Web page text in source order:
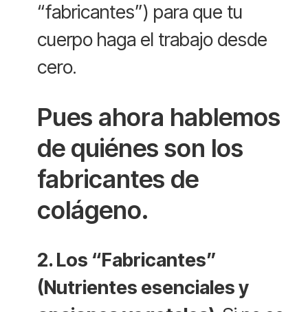
“fabricantes”) para que tu
cuerpo haga el trabajo desde
cero.
Pues ahora hablemos
de quiénes son los
fabricantes de
colágeno.
2. Los “Fabricantes”
(Nutrientes esenciales y